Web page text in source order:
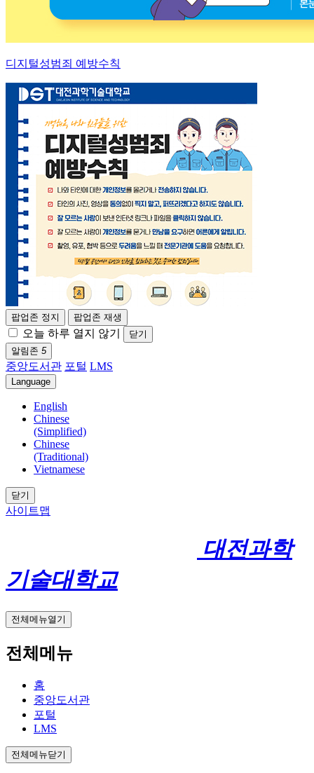
디지털성범죄 예방수칙
팝업존 정지 팝업존 재생
오늘 하루 열지 않기
닫기
알림존 5
중앙도서관 포털 LMS
Language
English
Chinese
(Simplified)
Chinese
(Traditional)
Vietnamese
닫기
사이트맵
대전과학
기술대학교
전체메뉴열기
전체메뉴
홈
중앙도서관
포털
LMS
전체메뉴닫기